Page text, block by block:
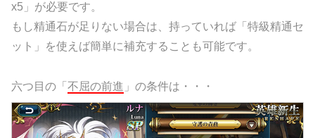
x5」が必要です。
もし精通石が足りない場合は、持っていれば「特級精通セ
ット」を使えば簡単に補充することも可能です。
六つ目の「 不屈の前進 」の条件は・・・